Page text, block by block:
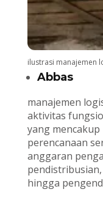
ilustrasi manajemen
Abbas
manajemen
aktivitas
yang
perencanaan
anggaran
hingga